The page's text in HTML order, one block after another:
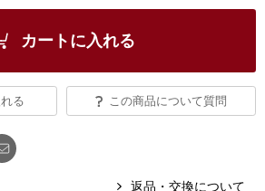
ブリーフケース
ボディバッグ
カートに入れる
る この商品について質問
返品・交換について